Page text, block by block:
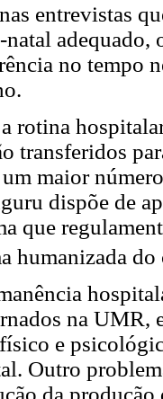
entrevistas
adequado,
no tempo
rotina
transferidos
maior
dispõe de
que
humanizada
na UMR,
e
Outro